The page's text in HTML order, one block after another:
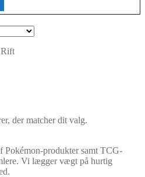
Rift
der matcher dit valg.
Pokémon-produkter samt TCG-
Vi lægger vægt på hurtig